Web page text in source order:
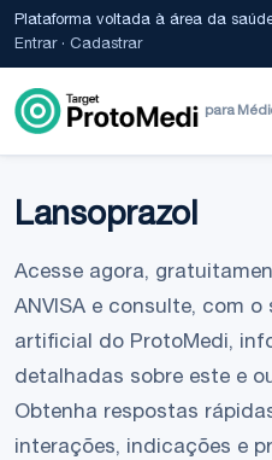
Plataforma voltada à área da
Entrar· Cadastrar
para
Lansoprazol
Acesse agora,
ANVISA e consulte, com
artificial do ProtoMedi,
detalhadas sobre este e
Obtenha respostas
interações, indicações e